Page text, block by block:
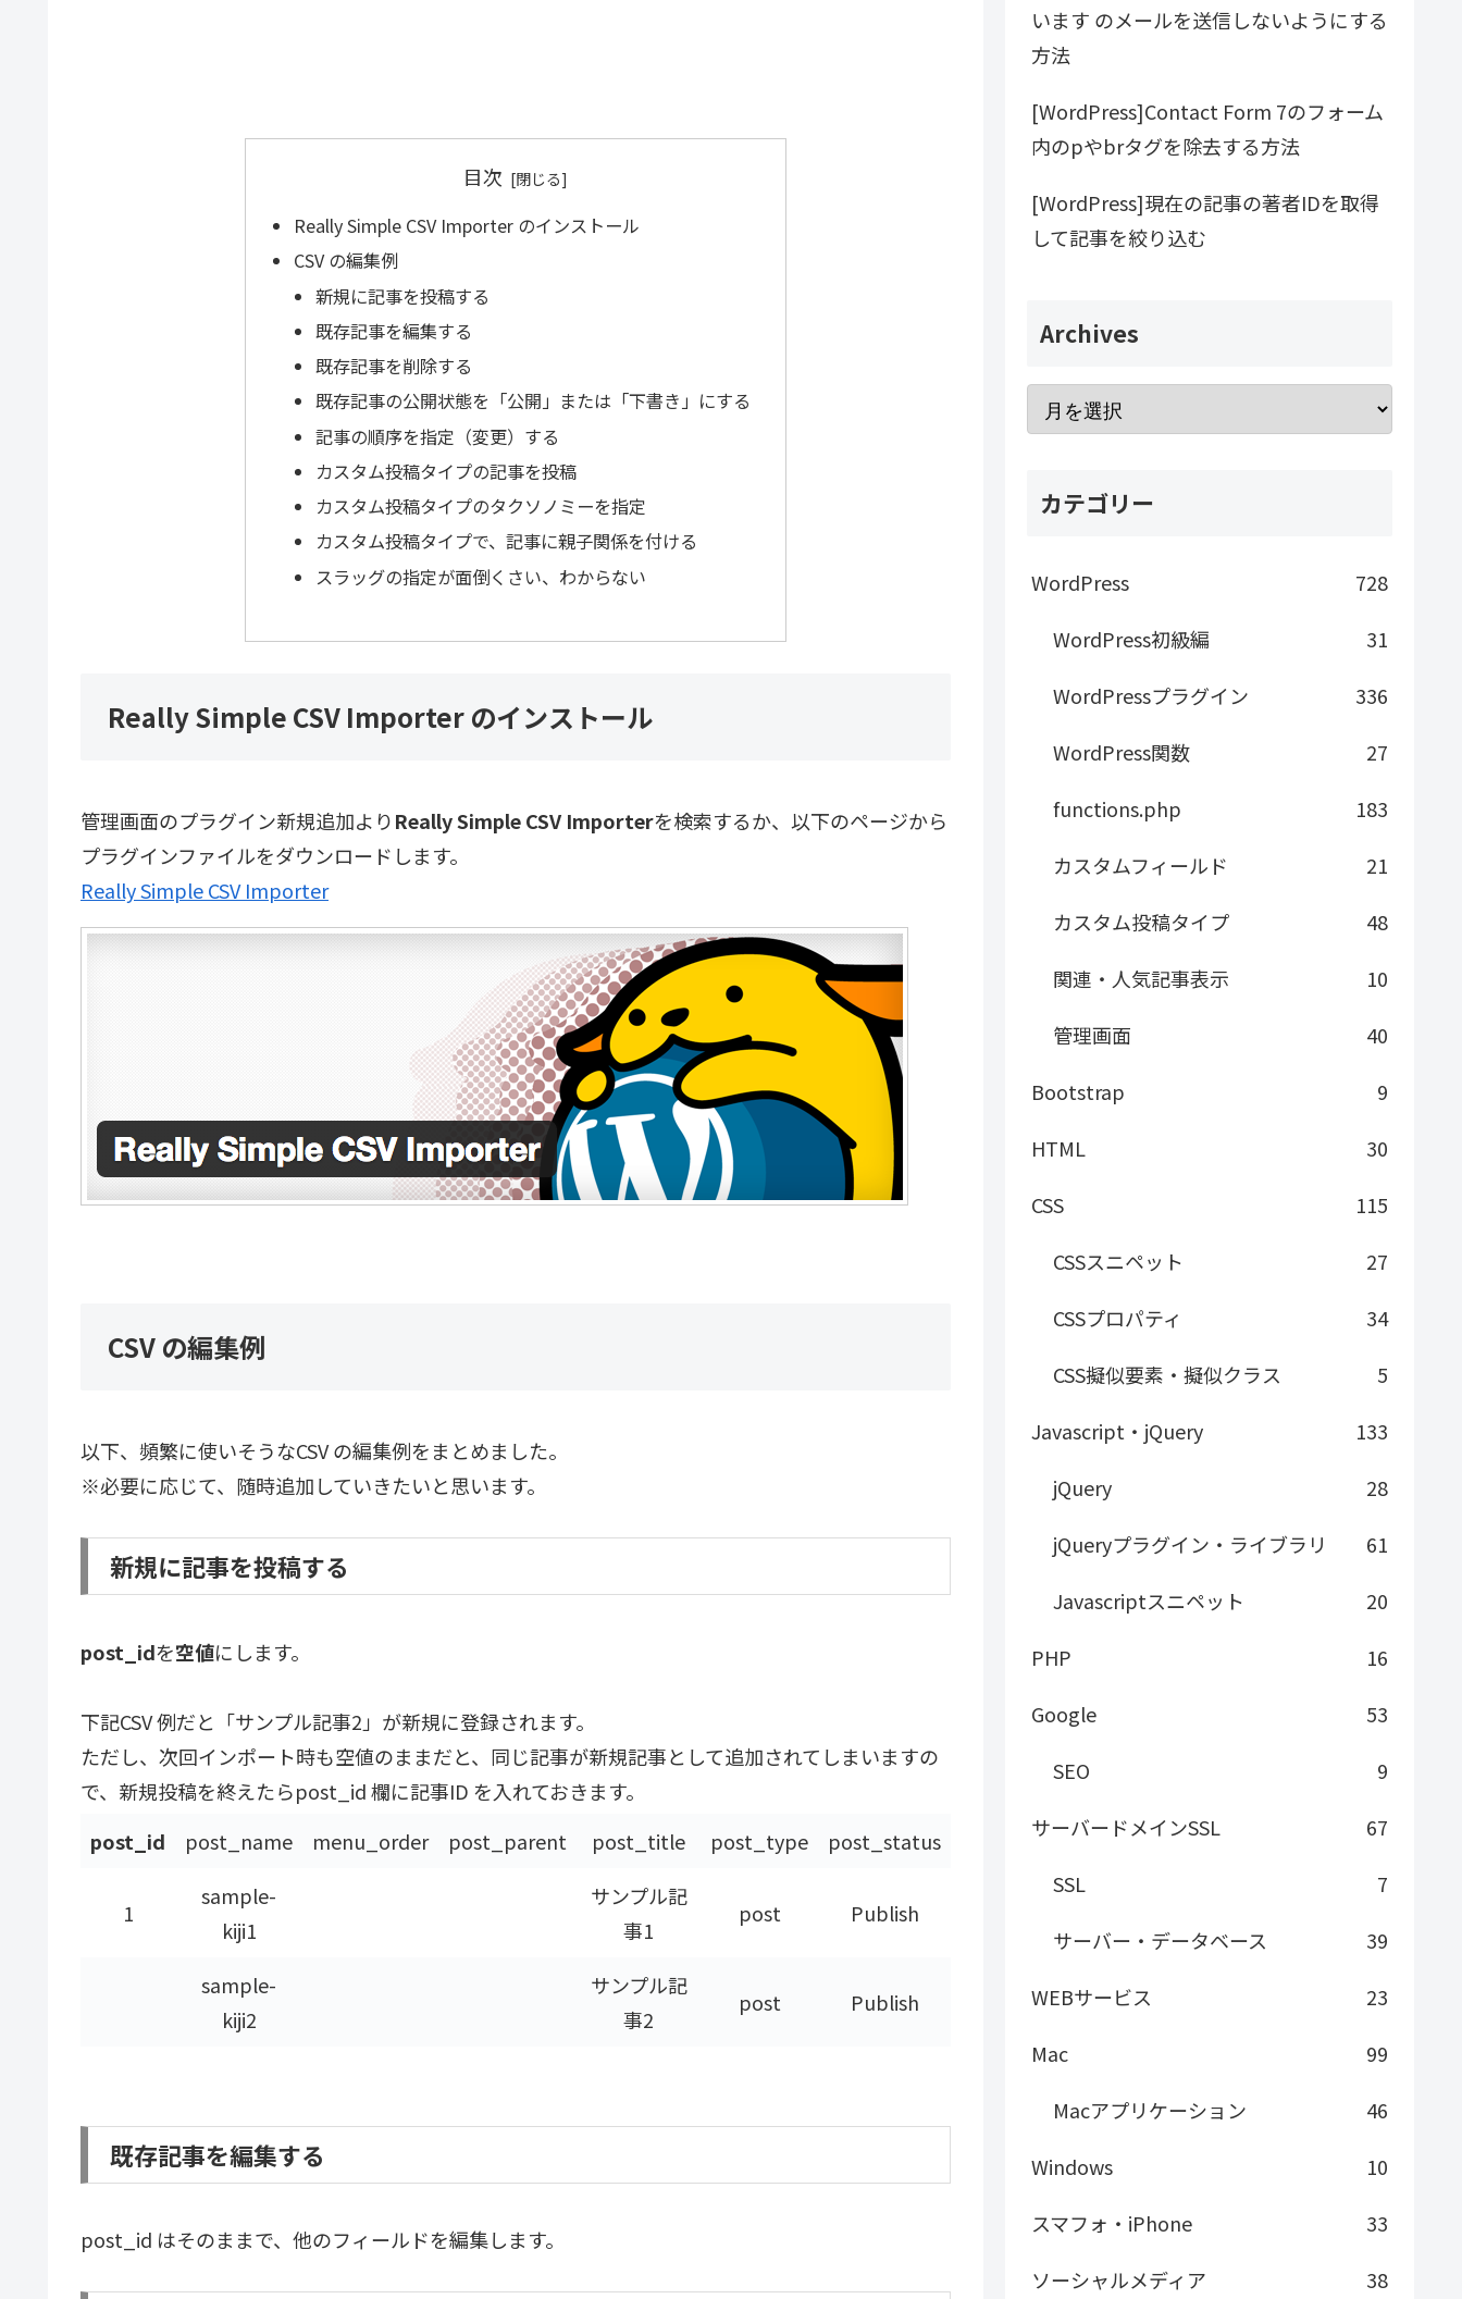
目次
Really Simple CSV Importer のインストール
CSV の編集例
新規に記事を投稿する
既存記事を編集する
既存記事を削除する
既存記事の公開状態を「公開」または「下書き」にする
記事の順序を指定（変更）する
カスタム投稿タイプの記事を投稿
カスタム投稿タイプのタクソノミーを指定
カスタム投稿タイプで、記事に親子関係を付ける
スラッグの指定が面倒くさい、わからない
Really Simple CSV Importer のインストール
管理画面のプラグイン新規追加よりReally Simple CSV Importerを検索するか、以下のページから
プラグインファイルをダウンロードします。
Really Simple CSV Importer
CSV の編集例
以下、頻繁に使いそうなCSV の編集例をまとめました。
※必要に応じて、随時追加していきたいと思います。
新規に記事を投稿する
post_idを空値にします。
下記CSV 例だと「サンプル記事2」が新規に登録されます。
ただし、次回インポート時も空値のままだと、同じ記事が新規記事として追加されてしまいますの
で、新規投稿を終えたらpost_id 欄に記事ID を入れておきます。
post_id
post_name menu_order post_parent post_title post_type post_status
1
sample-
kiji1
サンプル記
事1
post Publish
sample-
kiji2
サンプル記
事2
post Publish
既存記事を編集する
post_id はそのままで、他のフィールドを編集します。
います のメールを送信しないようにする
方法
[WordPress]Contact Form 7のフォーム
内のpやbrタグを除去する方法
[WordPress]現在の記事の著者IDを取得
して記事を絞り込む
Archives
カテゴリー
WordPress
728
WordPress初級編
31
WordPressプラグイン
336
WordPress関数
27
functions.php
183
カスタムフィールド
21
カスタム投稿タイプ
48
関連・人気記事表示
10
管理画面
40
Bootstrap
9
HTML
30
CSS
115
CSSスニペット
27
CSSプロパティ
34
CSS擬似要素・擬似クラス
5
Javascript・jQuery
133
jQuery
28
jQueryプラグイン・ライブラリ
61
Javascriptスニペット
20
PHP
16
Google
53
SEO
9
サーバードメインSSL
67
SSL
7
サーバー・データベース
39
WEBサービス
23
Mac
99
Macアプリケーション
46
Windows
10
スマフォ・iPhone
33
ソーシャルメディア
38